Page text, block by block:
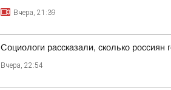
Вчера, 21:39
Социологи рассказали, сколько
Вчера, 22:54